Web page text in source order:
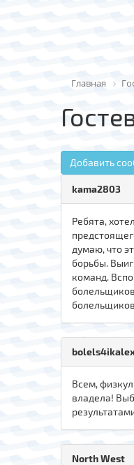
Главная
Добавить
kama2803
Ребята,
думаю, что
борьбы.
команд.
Всем,
владела!
North West